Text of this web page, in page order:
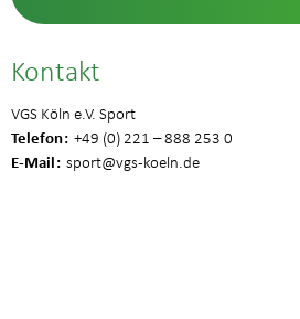
Kontakt
VGS Köln e.V. Sport
Telefon +49 (0) 221 – 888 253 0
E-Mail sport@vgs-koeln.de